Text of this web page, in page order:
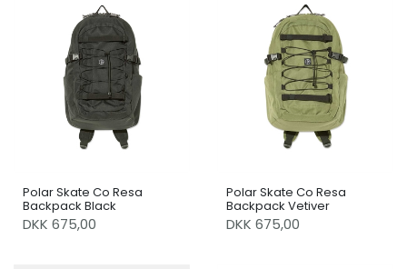
Polar Skate Co Resa
Backpack Black
DKK 675,00
Polar Skate Co Resa
Backpack Vetiver
DKK 675,00